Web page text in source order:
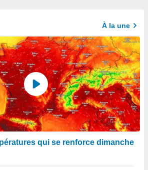
À la une
qui se renforce dimanche